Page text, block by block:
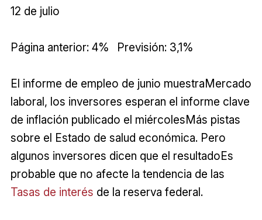
12 de julio
Página anterior: 4% Previsión: 3,1%
El informe de empleo de junio muestraMercado
laboral, los inversores esperan el informe clave
de inflación publicado el miércolesMás pistas
sobre el Estado de salud económica. Pero
algunos inversores dicen que el resultadoEs
probable que no afecte la tendencia de las
Tasas de interés de la reserva federal.